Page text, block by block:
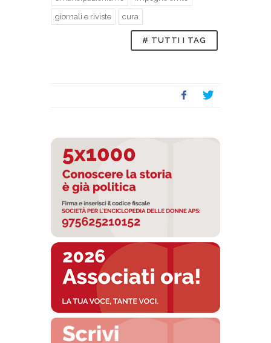
giornali e riviste cura
# TUTTI I TAG